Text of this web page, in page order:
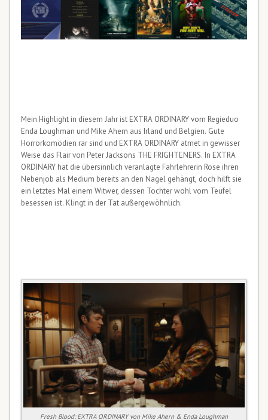
Mein Highlight in diesem Jahr ist EXTRA ORDINARY vom Regieduo
Enda Loughman und Mike Ahern aus Irland und Belgien. Gute
Horrorkomödien rar sind und EXTRA ORDINARY atmet in gewisser
Weise das Flair von Peter Jacksons THE FRIGHTENERS. In EXTRA
ORDINARY hat die übersinnlich veranlagte Fahrlehrerin Rose ihren
Nebenjob als Medium bereits an den Nagel gehängt, doch hilft sie
ein letztes Mal einem Witwer, dessen Tochter wohl vom Teufel
besessen ist. Klingt in der Tat außergewöhnlich.
Fresh Blood: EXTRA ORDINARY von Mike Ahern & Enda Loughman